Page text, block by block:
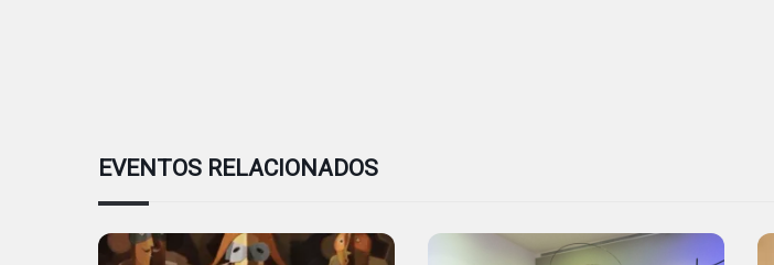
EVENTOS RELACIONADOS